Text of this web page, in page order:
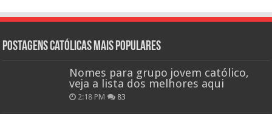
Postagens católicas mais Populares
Nomes para grupo jovem católico,
veja a lista dos melhores aqui
2:18 PM 83